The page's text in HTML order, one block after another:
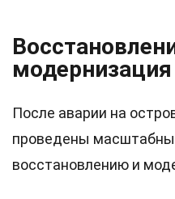
После аварии на
проведены
восстановлению и